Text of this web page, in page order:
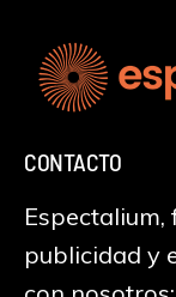
CONTACTO
publicidad y